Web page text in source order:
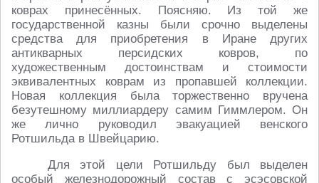
коврах принесённых. Поясняю. Из той же
государственной казны были срочно выделены
средства для приобретения в Иране других
антикварных персидских ковров, по
художественным достоинствам и стоимости
эквивалентных коврам из пропавшей коллекции.
Новая коллекция была торжественно вручена
безутешному миллиардеру самим Гиммлером. Он
же лично руководил эвакуацией венского
Ротшильда в Швейцарию.
Для этой цели Ротшильду был выделен
особый железнодорожный состав с эсэсовской